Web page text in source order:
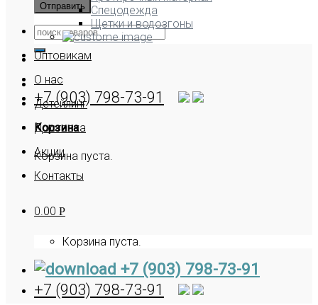
+7 (903) 798-73-91
Корзина
Корзина пуста.
Спецодежда
Щетки и водозгоны
Оптовикам
О нас
Детейлинг
Доставка
Акции
Контакты
0.00 Р
Корзина пуста.
+7 (903) 798-73-91
+7 (903) 798-73-91